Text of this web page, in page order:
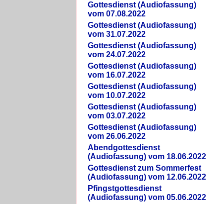
Gottesdienst (Audiofassung)
vom 07.08.2022
Gottesdienst (Audiofassung)
vom 31.07.2022
Gottesdienst (Audiofassung)
vom 24.07.2022
Gottesdienst (Audiofassung)
vom 16.07.2022
Gottesdienst (Audiofassung)
vom 10.07.2022
Gottesdienst (Audiofassung)
vom 03.07.2022
Gottesdienst (Audiofassung)
vom 26.06.2022
Abendgottesdienst
(Audiofassung) vom 18.06.2022
Gottesdienst zum Sommerfest
(Audiofassung) vom 12.06.2022
Pfingstgottesdienst
(Audiofassung) vom 05.06.2022